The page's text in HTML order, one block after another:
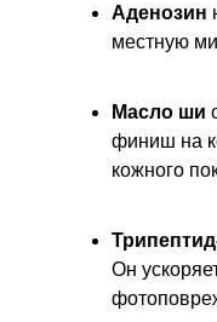
Аденозин
местную
Масло ши
финиш на
кожного
Он